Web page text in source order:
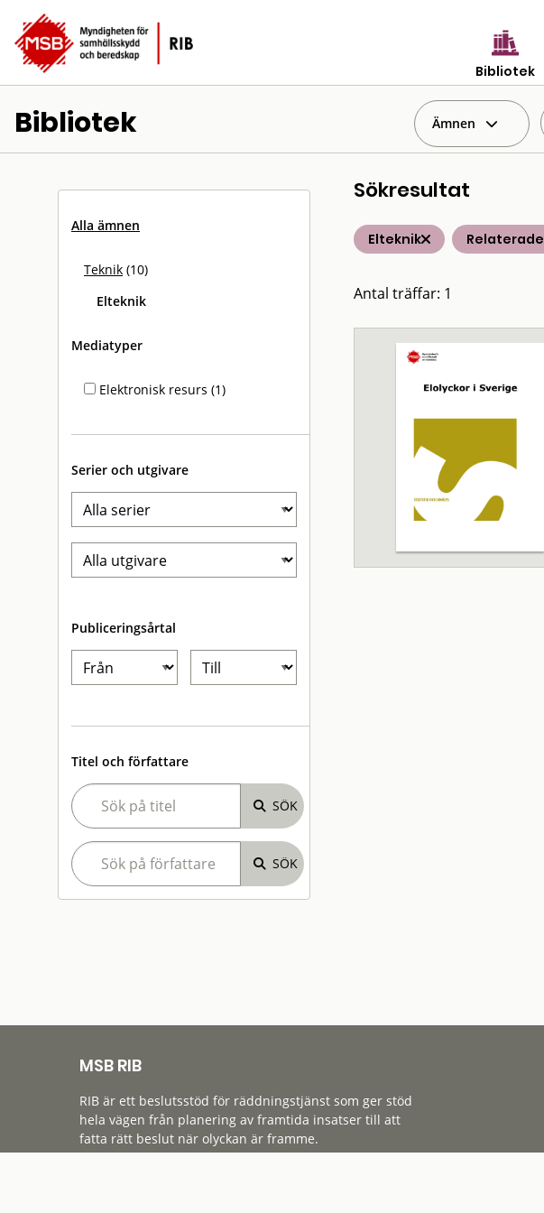
Bibliotek
Bibliotek Ämnen
Alla ämnen
Teknik (10)
Elteknik
Mediatyper
Elektronisk resurs (1)
Serier och utgivare
Publiceringsårtal
Titel och författare
Sökresultat
Elteknik Relaterade
Antal träffar: 1
MSB RIB
RIB är ett beslutsstöd för räddningstjänst som ger stöd
hela vägen från planering av framtida insatser till att
fatta rätt beslut när olyckan är framme.